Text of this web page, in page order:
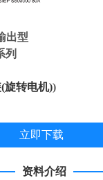
出型
列
旋转电机))
立即下载
资料介绍